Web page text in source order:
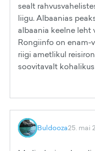
sealt
liigu. Albaanias
albaania keelne leht
Rongiinfo on enam-
riigi ametlikul
soovitavalt
Buldooza25. mai